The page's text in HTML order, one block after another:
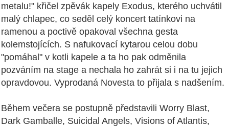
metalu!" křičel zpěvák kapely Exodus, kterého uchvátil
malý chlapec, co seděl celý koncert tatínkovi na
ramenou a poctivě opakoval všechna gesta
kolemstojících. S nafukovací kytarou celou dobu
"pomáhal" v kotli kapele a ta ho pak odměnila
pozváním na stage a nechala ho zahrát si i na tu jejich
opravdovou. Vyprodaná Novesta to přijala s nadšením.
Během večera se postupně představili Worry Blast,
Dark Gamballe, Suicidal Angels, Visions of Atlantis,